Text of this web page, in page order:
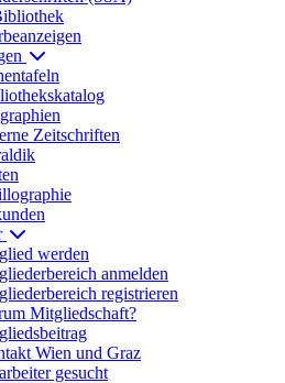
Zeitschriften
werden
anmelden
registrieren
Mitgliedschaft?
Wien und Graz
gesucht